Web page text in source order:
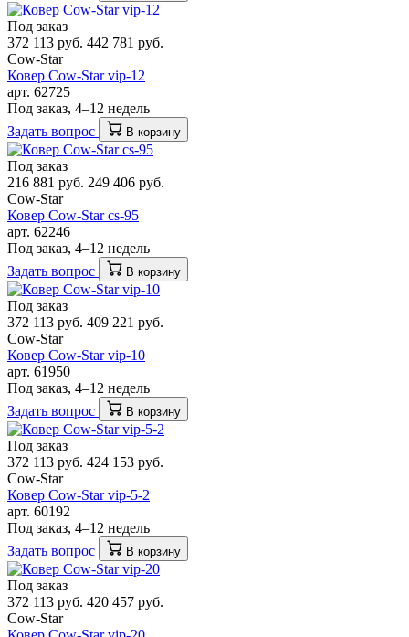
Под заказ
372 113 руб. 442 781 руб.
Cow-Star
Ковер Cow-Star vip-12
арт. 62725
Под заказ, 4–12 недель
Задать вопрос
В корзину
Под заказ
216 881 руб. 249 406 руб.
Cow-Star
Ковер Cow-Star cs-95
арт. 62246
Под заказ, 4–12 недель
Задать вопрос
В корзину
Под заказ
372 113 руб. 409 221 руб.
Cow-Star
Ковер Cow-Star vip-10
арт. 61950
Под заказ, 4–12 недель
Задать вопрос
В корзину
Под заказ
372 113 руб. 424 153 руб.
Cow-Star
Ковер Cow-Star vip-5-2
арт. 60192
Под заказ, 4–12 недель
Задать вопрос
В корзину
Под заказ
372 113 руб. 420 457 руб.
Cow-Star